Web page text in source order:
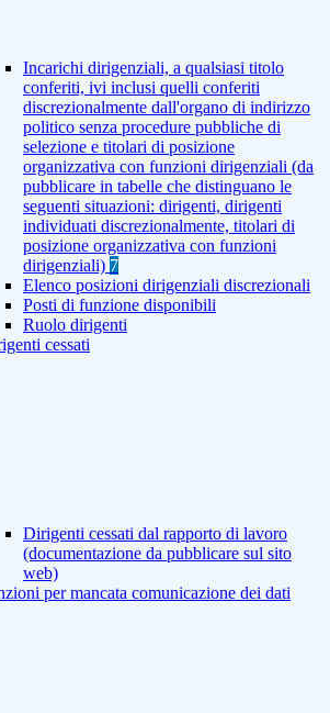
Incarichi dirigenziali, a qualsiasi titolo
conferiti, ivi inclusi quelli conferiti
discrezionalmente dall'organo di indirizzo
politico senza procedure pubbliche di
selezione e titolari di posizione
organizzativa con funzioni dirigenziali (da
pubblicare in tabelle che distinguano le
seguenti situazioni: dirigenti, dirigenti
individuati discrezionalmente, titolari di
posizione organizzativa con funzioni
dirigenziali) 7
Elenco posizioni dirigenziali discrezionali
Posti di funzione disponibili
Ruolo dirigenti
cessati
Dirigenti cessati dal rapporto di lavoro
(documentazione da pubblicare sul sito
web)
per mancata comunicazione dei dati